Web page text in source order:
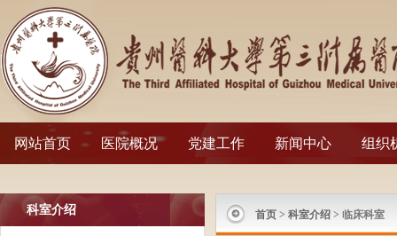
网站首页 医院概况 党建工作 新闻中心 组织
科室介绍 首页 > 科室介绍 > 临床科室